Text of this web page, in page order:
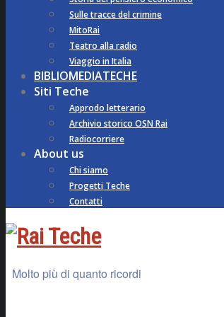
Sulle tracce del crimine
MitoRai
Teatro alla radio
Viaggio in Italia
BIBLIOMEDIATECHE
Siti Teche
Approdo letterario
Archivio storico OSN Rai
Radiocorriere
About us
Chi siamo
Progetti Teche
Contatti
Molto più di quanto ricordi